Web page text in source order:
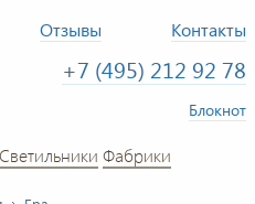
Отзывы Контакты
+7 (495) 212 92 78
Блокнот
Светильники Фабрики